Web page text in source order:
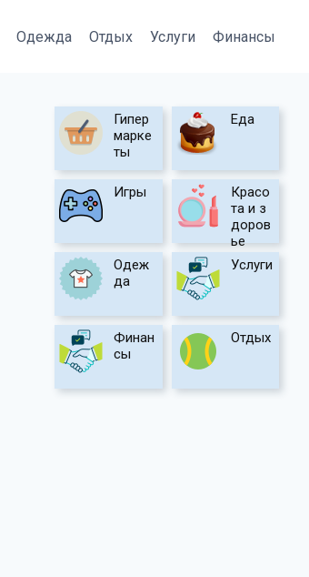
Одежда Отдых Услуги Финансы
Гипер
марке
ты
Еда
Игры
Красо
та и з
доров
ье
Одеж
да
Услуги
Финан
сы
Отдых